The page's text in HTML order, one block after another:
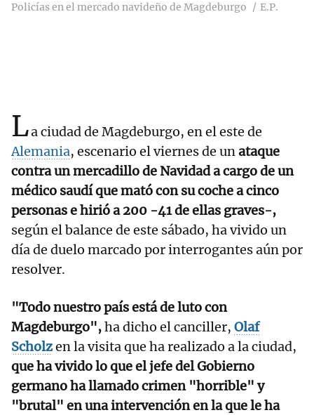
Policías en el mercado navideño de Magdeburgo E.P.
La ciudad de Magdeburgo, en el este de
Alemania, escenario el viernes de unataque
contra un mercadillo de Navidad a cargo de un
médico saudí que mató con su coche a cinco
personas e hirió a 200 -41 de ellas graves-,
según el balance de este sábado, ha vivido un
día de duelo marcado por interrogantes aún por
resolver.
"Todo nuestro país está de luto con
Magdeburgo",ha dicho el canciller, Olaf
Scholzen la visita que ha realizado a la ciudad,
que ha vivido lo que el jefe del Gobierno
germano ha llamado crimen "horrible" y
"brutal" en una intervención en la que le ha